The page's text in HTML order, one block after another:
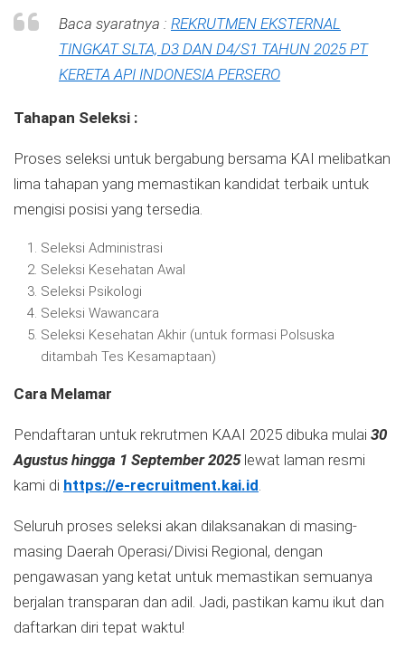
Baca syaratnya : REKRUTMEN EKSTERNAL
TINGKAT SLTA, D3 DAN D4/S1 TAHUN 2025 PT
KERETA API INDONESIA PERSERO
Tahapan Seleksi :
Proses seleksi untuk bergabung bersama KAI melibatkan
lima tahapan yang memastikan kandidat terbaik untuk
mengisi posisi yang tersedia.
Seleksi Administrasi
Seleksi Kesehatan Awal
Seleksi Psikologi
Seleksi Wawancara
Seleksi Kesehatan Akhir (untuk formasi Polsuska
ditambah Tes Kesamaptaan)
Cara Melamar
Pendaftaran untuk rekrutmen KAΑΙ 2025 dibuka mulai 30
Agustus hingga 1 September 2025lewat laman resmi
kami di https://e-recruitment.kai.id.
Seluruh proses seleksi akan dilaksanakan di masing-
masing Daerah Operasi/Divisi Regional, dengan
pengawasan yang ketat untuk memastikan semuanya
berjalan transparan dan adil. Jadi, pastikan kamu ikut dan
daftarkan diri tepat waktu!